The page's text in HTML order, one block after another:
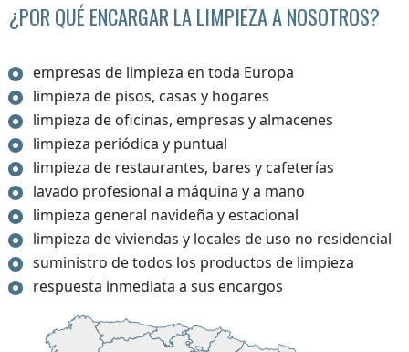
¿POR QUÉ ENCARGAR LA LIMPIEZA A NOSOTROS?
empresas de limpieza en toda Europa
limpieza de pisos, casas y hogares
limpieza de oficinas, empresas y almacenes
limpieza periódica y puntual
limpieza de restaurantes, bares y cafeterías
lavado profesional a máquina y a mano
limpieza general navideña y estacional
limpieza de viviendas y locales de uso no residencial
suministro de todos los productos de limpieza
respuesta inmediata a sus encargos